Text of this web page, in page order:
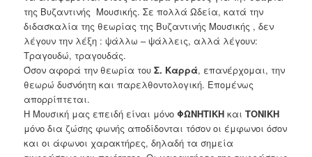
της Βυζαντινής Μουσικής. Σε πολλά Ωδεία, κατά την
διδασκαλία της θεωρίας της Βυζαντινής Μουσικής , δεν
λέγουν την λέξη : ψάλλω – ψάλλεις, αλλά λέγουν:
Τραγουδώ, τραγουδάς.
Όσον αφορά την θεωρία τουΣ. Καρρά, επανέρχομαι, την
θεωρώ δυσνόητη και παρελθοντολογική. Επομένως
απορρίπτεται.
Η Μουσική μας επειδή είναι μόνοΦΩΝΗΤΙΚΗ καιΤΟΝΙΚΗ
μόνο δια ζώσης φωνής αποδίδονται τόσον οι έμφωνοι όσον
και οι άφωνοι χαρακτήρες, δηλαδή τα σημεία